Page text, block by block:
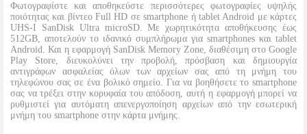
Φωτογραφίστε και αποθηκεύστε περισσότερες φωτογραφίες υψηλής
ποιότητας και βίντεο Full HD σε smartphone ή tablet Android με κάρτες
UHS-I SanDisk Ultra microSD. Με χωρητικότητα αποθήκευσης έως
512GB, αποτελούν το ιδανικό συμπλήρωμα για smartphones και tablet
Android. Και η εφαρμογή SanDisk Memory Zone, διαθέσιμη στο Google
Play Store, διευκολύνει την προβολή, πρόσβαση και δημιουργία
αντιγράφων ασφαλείας όλων των αρχείων σας από τη μνήμη του
τηλεφώνου σας σε ένα βολικό σημείο. Για να βοηθήσετε το smartphone
σας να τρέξει στην κορυφαία του απόδοση, αυτή η εφαρμογή μπορεί να
ρυθμιστεί για αυτόματη απενεργοποίηση αρχείων από την εσωτερική
μνήμη του smartphone στην κάρτα μνήμης.